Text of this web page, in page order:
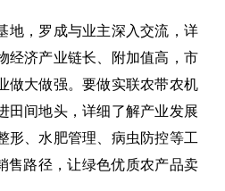
地，罗成与业主深入交流，详
经济产业链长、附加值高，市
做大做强。要做实联农带农机
田间地头，详细了解产业发展
形、水肥管理、病虫防控等工
售路径，让绿色优质农产品卖